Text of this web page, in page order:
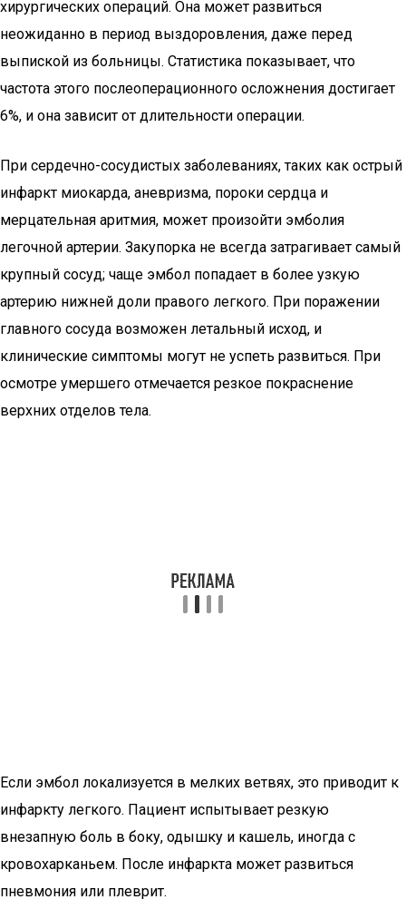
хирургических операций. Она может развиться
неожиданно в период выздоровления, даже перед
выпиской из больницы. Статистика показывает, что
частота этого послеоперационного осложнения достигает
6%, и она зависит от длительности операции.
При сердечно-сосудистых заболеваниях, таких как острый
инфаркт миокарда, аневризма, пороки сердца и
мерцательная аритмия, может произойти эмболия
легочной артерии. Закупорка не всегда затрагивает самый
крупный сосуд; чаще эмбол попадает в более узкую
артерию нижней доли правого легкого. При поражении
главного сосуда возможен летальный исход, и
клинические симптомы могут не успеть развиться. При
осмотре умершего отмечается резкое покраснение
верхних отделов тела.
Если эмбол локализуется в мелких ветвях, это приводит к
инфаркту легкого. Пациент испытывает резкую
внезапную боль в боку, одышку и кашель, иногда с
кровохарканьем. После инфаркта может развиться
пневмония или плеврит.